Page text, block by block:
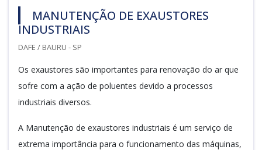
MANUTENÇÃO DE EXAUSTORES
INDUSTRIAIS
DAFE / BAURU - SP
Os exaustores são importantes para renovação do ar que
sofre com a ação de poluentes devido a processos
industriais diversos.
A Manutenção de exaustores industriais é um serviço de
extrema importância para o funcionamento das máquinas,